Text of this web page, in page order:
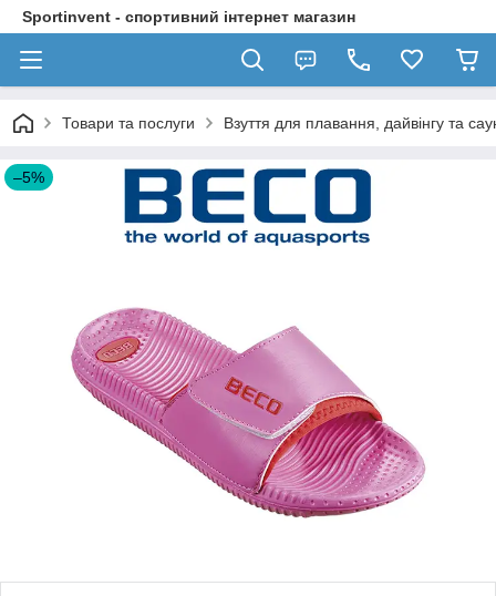
Sportinvent - спортивний інтернет магазин
Товари та послуги Взуття для плавання, дайвінгу та
–5%